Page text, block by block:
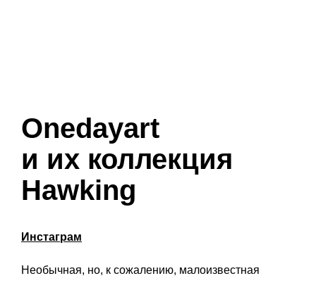
Onedayart
и их коллекция
Hawking
Инстаграм
Необычная, но, к сожалению, малоизвестная